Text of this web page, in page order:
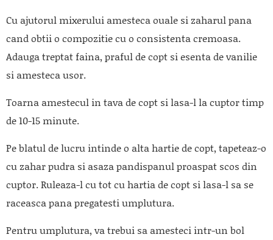
Cu ajutorul mixerului amesteca ouale si zaharul pana
cand obtii o compozitie cu o consistenta cremoasa.
Adauga treptat faina, praful de copt si esenta de vanilie
si amesteca usor.
Toarna amestecul in tava de copt si lasa-l la cuptor timp
de 10-15 minute.
Pe blatul de lucru intinde o alta hartie de copt, tapeteaz-o
cu zahar pudra si asaza pandispanul proaspat scos din
cuptor. Ruleaza-l cu tot cu hartia de copt si lasa-l sa se
raceasca pana pregatesti umplutura.
Pentru umplutura, va trebui sa amesteci intr-un bol